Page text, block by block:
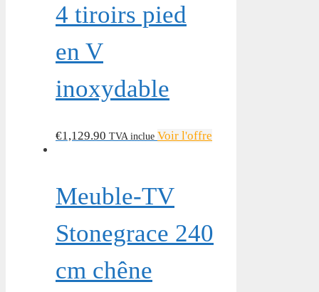
4 tiroirs pied
en V
inoxydable
€1,129.90 TVA inclue Voir l'offre
Meuble-TV
Stonegrace 240
cm chêne